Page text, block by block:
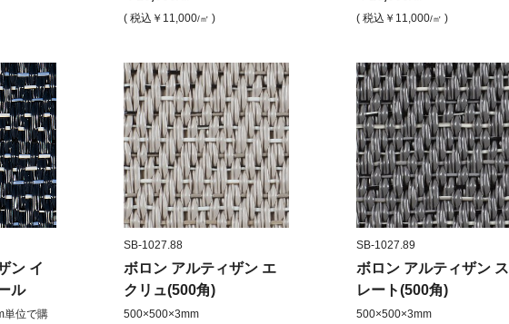
( 税込 ￥11,000/㎡ ) ( 税込 ￥11,000/㎡ )
ン イ
ル
単位で購
SB-1027.88
ボロン アルティザン エ
クリュ(500角)
500×500×3mm
SB-1027.89
ボロン アルティザン ス
レート(500角)
500×500×3mm